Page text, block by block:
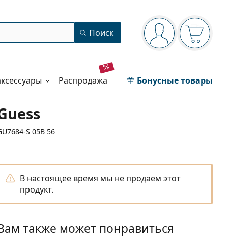
Панель навигации
Вы вошли вВаша
Поиск
распродажа Бонусные товары
S 05B 56
В настоящее время мы не продаем этот
продукт.
также может понравиться